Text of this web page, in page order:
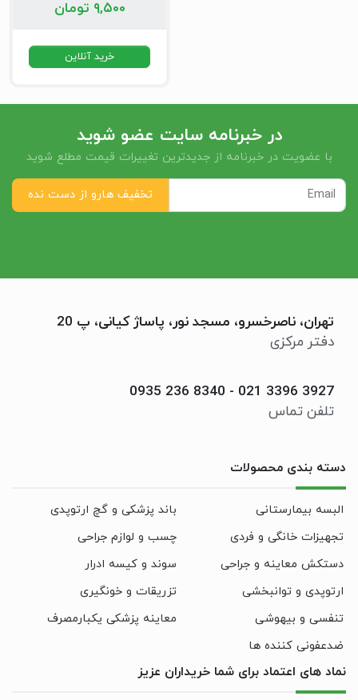
۹,۵۰۰ تومان
خرید آنلاین
در خبرنامه سایت عضو شوید
با عضویت در خبرنامه از جدیدترین تغییرات قیمت مطلع شوید
تهران، ناصرخسرو، مسجد نور، پاساژ کیانی، پ 20
دفتر مرکزی
021 3396 3927
-
0935 236 8340
تلفن تماس
دسته بندی محصولات
البسه بیمارستانی
باند پزشکی و گچ ارتوپدی
تجهیزات خانگی و فردی
چسب و لوازم جراحی
دستکش معاینه و جراحی
سوند و کیسه ادرار
ارتوپدی و توانبخشی
تزریقات و خونگیری
تنفسی و بیهوشی
معاینه پزشکی یکبارمصرف
ضدعفونی کننده ها
نماد های اعتماد برای شما خریداران عزیز